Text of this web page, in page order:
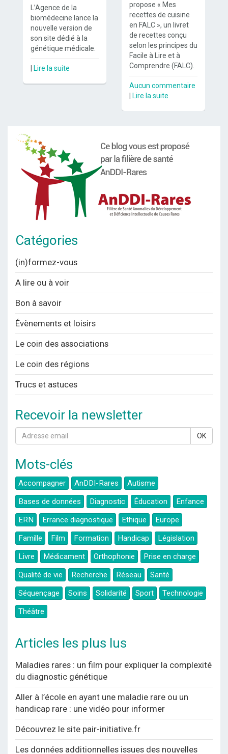
propose « Mes
recettes de cuisine
en FALC », un livret
de recettes conçu
selon les principes du
Facile à Lire et à
Comprendre (FALC).
Aucun commentaire
Lire la suite
L’Agence de la
biomédecine lance la
nouvelle version de
son site dédié à la
génétique médicale.
Lire la suite
Catégories
(in)formez-vous
A lire ou à voir
Bon à savoir
Évènements et loisirs
Le coin des associations
Le coin des régions
Trucs et astuces
Recevoir la newsletter
OK
Mots-clés
Accompagner AnDDI-Rares
Autisme
Bases de données
Diagnostic Éducation
Enfance
ERN
Errance diagnostique Ethique
Europe
Famille
Film Formation Handicap
Législation
Livre
Médicament Orthophonie
Prise en charge
Qualité de vie
Recherche Réseau
Santé
Séquençage
Soins Solidarité Sport
Technologie
Théâtre
Articles les plus lus
Maladies rares : un film pour expliquer la complexité
du diagnostic génétique
Aller à l’école en ayant une maladie rare ou un
handicap rare : une vidéo pour informer
Découvrez le site pair-initiative.fr
Les données additionnelles issues des nouvelles